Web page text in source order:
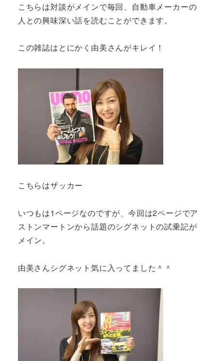
こちらは対談がメインで毎回、自動車メーカーの
人との興味深い話を読むことができます。
この雑誌はとにかく由美さんがキレイ！
こちらはザッカー
いつもは1ページなのですが、今回は2ページでア
ストンマートンから話題のシグネットの試乗記が
メイン。
由美さんシグネット気に入ってました＾＾